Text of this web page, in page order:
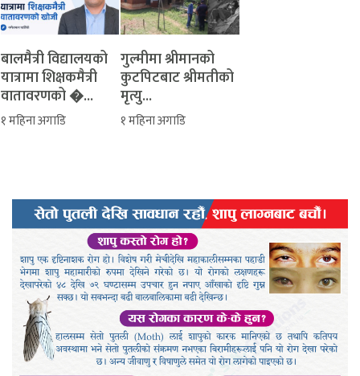
बालमैत्री विद्यालयको
यात्रामा शिक्षकमैत्री
वातावरणको �...
१ महिना अगाडि
‎गुल्मीमा श्रीमानको
कुटपिटबाट श्रीमतीको
मृत्यु...
१ महिना अगाडि